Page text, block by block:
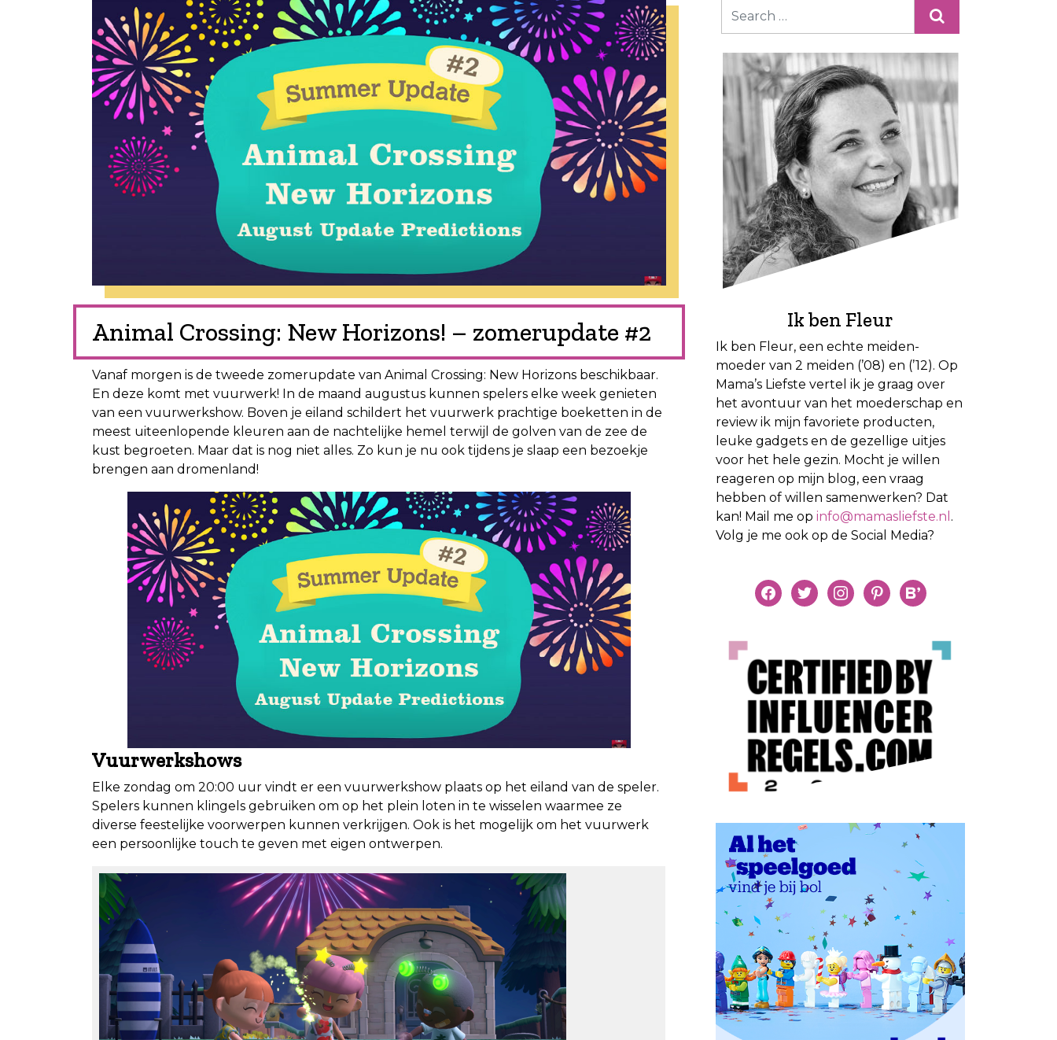
Animal Crossing: New Horizons! – zomerupdate #2
Vanaf morgen is de tweede zomerupdate van Animal Crossing: New Horizons beschikbaar.
En deze komt met vuurwerk! In de maand augustus kunnen spelers elke week genieten
van een vuurwerkshow. Boven je eiland schildert het vuurwerk prachtige boeketten in de
meest uiteenlopende kleuren aan de nachtelijke hemel terwijl de golven van de zee de
kust begroeten. Maar dat is nog niet alles. Zo kun je nu ook tijdens je slaap een bezoekje
brengen aan dromenland!
Vuurwerkshows
Elke zondag om 20:00 uur vindt er een vuurwerkshow plaats op het eiland van de speler.
Spelers kunnen klingels gebruiken om op het plein loten in te wisselen waarmee ze
diverse feestelijke voorwerpen kunnen verkrijgen. Ook is het mogelijk om het vuurwerk
een persoonlijke touch te geven met eigen ontwerpen.
Ik ben Fleur
Ik ben Fleur, een echte meiden-
moeder van 2 meiden (’08) en (’12). Op
Mama’s Liefste vertel ik je graag over
het avontuur van het moederschap en
review ik mijn favoriete producten,
leuke gadgets en de gezellige uitjes
voor het hele gezin. Mocht je willen
reageren op mijn blog, een vraag
hebben of willen samenwerken? Dat
kan! Mail me op info@mamasliefste.nl .
Volg je me ook op de Social Media?
facebooktwitterinstagrampinterestbloglovin